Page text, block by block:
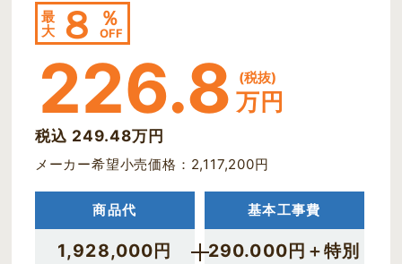
最
大
８ ％
OFF
226.8 万円
(税抜)
税込 249.48万円
メーカー希望小売価格：2,117,200円
商品代
1,928,000円
基本工事費
290.000円＋特別